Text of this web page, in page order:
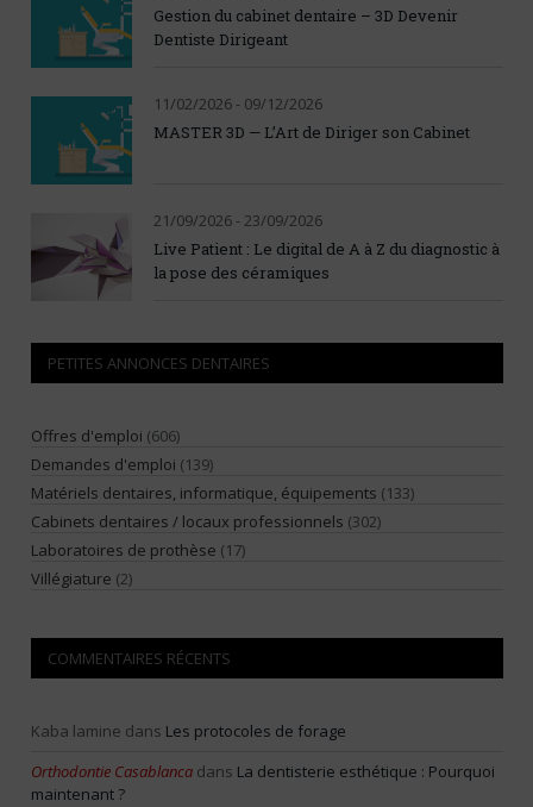
Gestion du cabinet dentaire – 3D Devenir
Dentiste Dirigeant
11/02/2026 - 09/12/2026
MASTER 3D — L’Art de Diriger son Cabinet
21/09/2026 - 23/09/2026
Live Patient : Le digital de A à Z du diagnostic à
la pose des céramiques
PETITES ANNONCES DENTAIRES
Offres d'emploi (606)
Demandes d'emploi (139)
Matériels dentaires, informatique, équipements (133)
Cabinets dentaires / locaux professionnels (302)
Laboratoires de prothèse (17)
Villégiature (2)
COMMENTAIRES RÉCENTS
Kaba lamine dans Les protocoles de forage
Orthodontie Casablanca dans La dentisterie esthétique : Pourquoi
maintenant ?